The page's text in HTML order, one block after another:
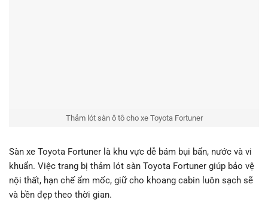
Thảm lót sàn ô tô cho xe Toyota Fortuner
Sàn xe Toyota Fortuner là khu vực dễ bám bụi bẩn, nước và vi
khuẩn. Việc trang bị thảm lót sàn Toyota Fortuner giúp bảo vệ
nội thất, hạn chế ẩm mốc, giữ cho khoang cabin luôn sạch sẽ
và bền đẹp theo thời gian.